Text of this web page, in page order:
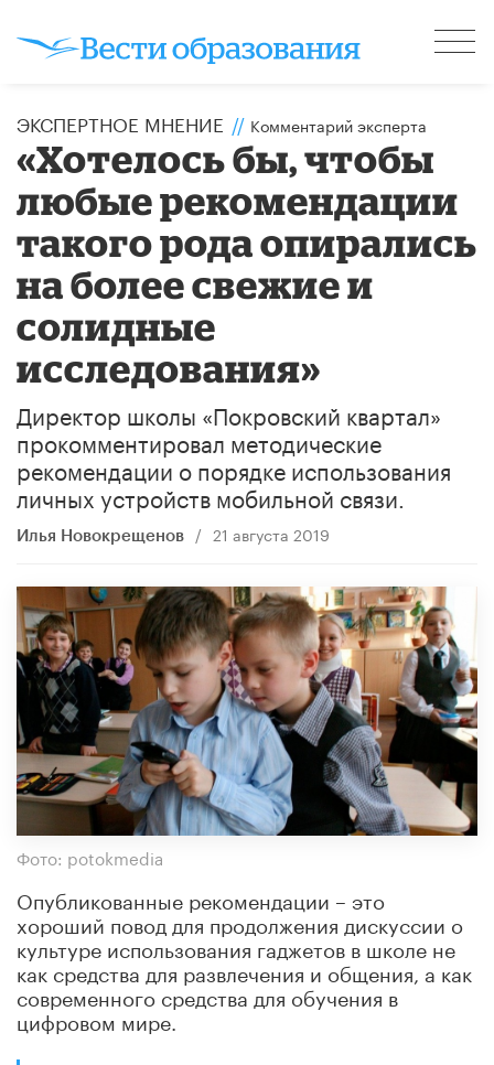
ЭКСПЕРТНОЕ МНЕНИЕ // Комментарий эксперта
«Хотелось бы, чтобы
любые рекомендации
такого рода опирались
на более свежие и
солидные
исследования»
Директор школы «Покровский квартал»
прокомментировал методические
рекомендации о порядке использования
личных устройств мобильной связи.
Илья Новокрещенов / 21 августа 2019
Фото: potokmedia
Опубликованные рекомендации – это
хороший повод для продолжения дискуссии о
культуре использования гаджетов в школе не
как средства для развлечения и общения, а как
современного средства для обучения в
цифровом мире.